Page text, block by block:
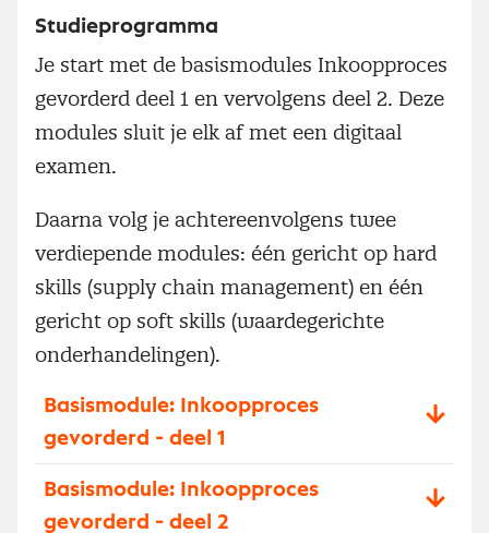
Studieprogramma
Je start met de basismodules Inkoopproces
gevorderd deel 1 en vervolgens deel 2. Deze
modules sluit je elk af met een digitaal
examen.
Daarna volg je achtereenvolgens twee
verdiepende modules: één gericht op hard
skills (supply chain management) en één
gericht op soft skills (waardegerichte
onderhandelingen).
Basismodule: Inkoopproces
gevorderd - deel 1
Basismodule: Inkoopproces
gevorderd - deel 2